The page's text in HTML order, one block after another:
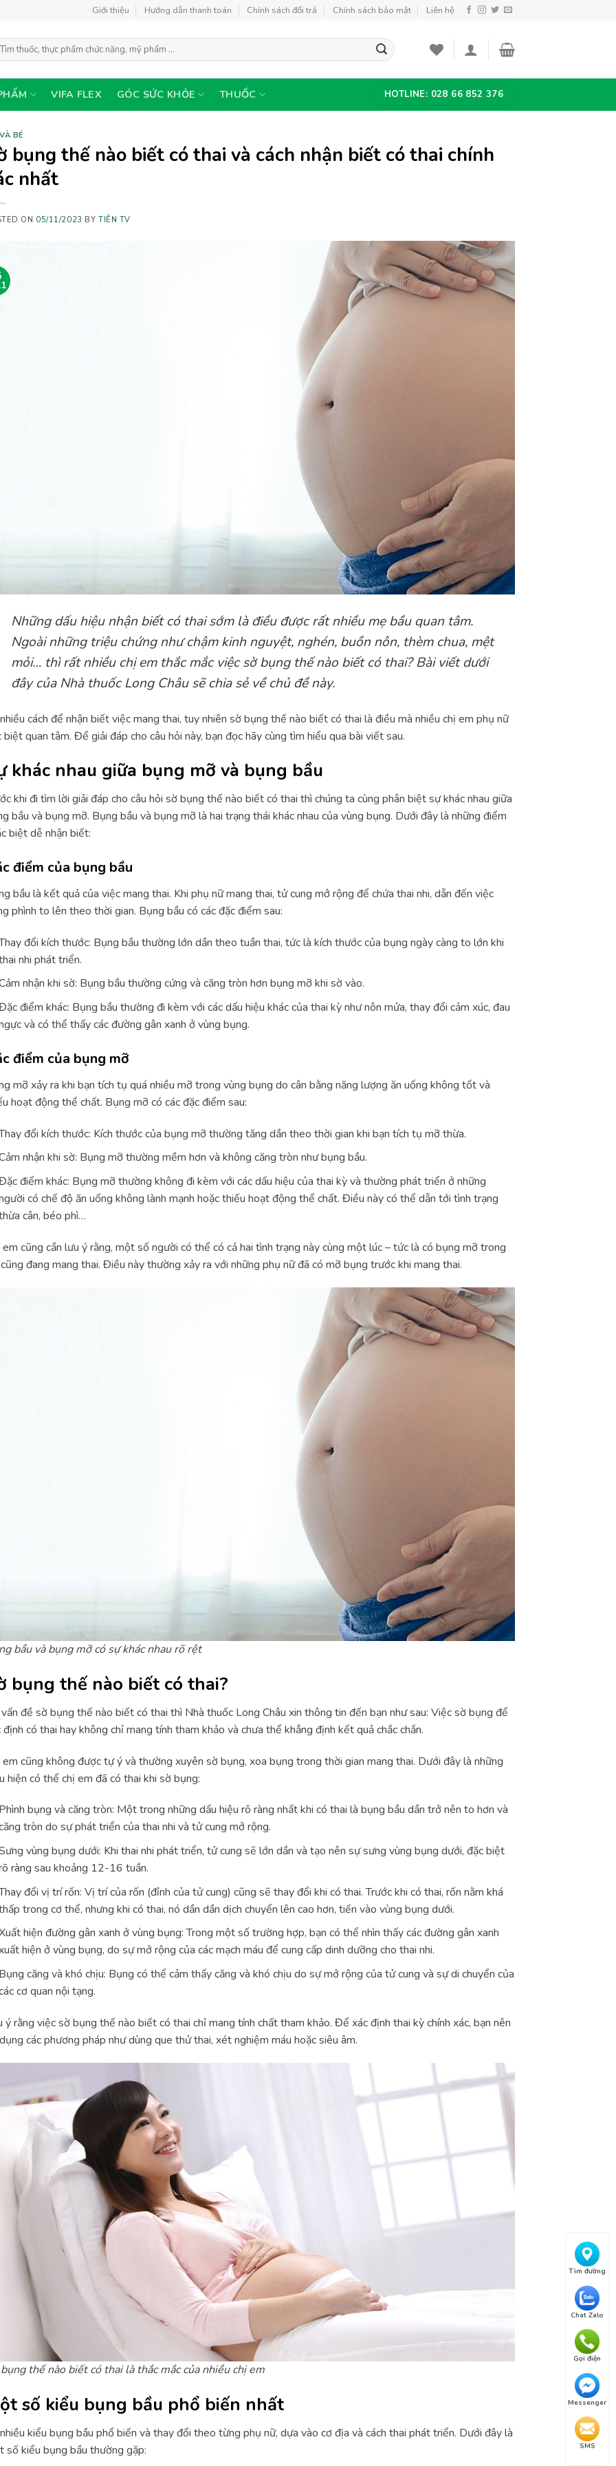
Tìm đường
Chat Zalo
Gọi điện
Messenger
SMS
Giới thiệu Hướng dẫn thanh toán Chính sách đổi trả Chính sách bảo mật Liên hệ
VIFA FLEX GÓC SỨC KHỎE THUỐC HOTLINE: 028 66 852 376
BÉ
bụng thế nào biết có thai và cách nhận biết có thai chính
nhất
ON 05/11/2023 BY TIÊN TV
Những dấu hiệu nhận biết có thai sớm là điều được rất nhiều mẹ bầu quan tâm.
Ngoài những triệu chứng như chậm kinh nguyệt, nghén, buồn nôn, thèm chua, mệt
mỏi… thì rất nhiều chị em thắc mắc việc sờ bụng thế nào biết có thai? Bài viết dưới
đây của Nhà thuốc Long Châu sẽ chia sẻ về chủ đề này.
cách để nhận biết việc mang thai, tuy nhiên sờ bụng thế nào biết có thai là điều mà nhiều chị em phụ nữ
biệt quan tâm. Để giải đáp cho câu hỏi này, bạn đọc hãy cùng tìm hiểu qua bài viết sau.
khác nhau giữa bụng mỡ và bụng bầu
khi đi tìm lời giải đáp cho câu hỏi sờ bụng thế nào biết có thai thì chúng ta cùng phân biệt sự khác nhau giữa
bầu và bụng mỡ. Bụng bầu và bụng mỡ là hai trạng thái khác nhau của vùng bụng. Dưới đây là những điểm
biệt dễ nhận biết:
điểm của bụng bầu
bầu là kết quả của việc mang thai. Khi phụ nữ mang thai, tử cung mở rộng để chứa thai nhi, dẫn đến việc
phình to lên theo thời gian. Bụng bầu có các đặc điểm sau:
đổi kích thước: Bụng bầu thường lớn dần theo tuần thai, tức là kích thước của bụng ngày càng to lớn khi
nhi phát triển.
nhận khi sờ: Bụng bầu thường cứng và căng tròn hơn bụng mỡ khi sờ vào.
điểm khác: Bụng bầu thường đi kèm với các dấu hiệu khác của thai kỳ như nôn mửa, thay đổi cảm xúc, đau
và có thể thấy các đường gân xanh ở vùng bụng.
điểm của bụng mỡ
mỡ xảy ra khi bạn tích tụ quá nhiều mỡ trong vùng bụng do cân bằng năng lượng ăn uống không tốt và
hoạt động thể chất. Bụng mỡ có các đặc điểm sau:
đổi kích thước: Kích thước của bụng mỡ thường tăng dần theo thời gian khi bạn tích tụ mỡ thừa.
nhận khi sờ: Bụng mỡ thường mềm hơn và không căng tròn như bụng bầu.
điểm khác: Bụng mỡ thường không đi kèm với các dấu hiệu của thai kỳ và thường phát triển ở những
có chế độ ăn uống không lành mạnh hoặc thiếu hoạt động thể chất. Điều này có thể dẫn tới tình trạng
cân, béo phì…
em cũng cần lưu ý rằng, một số người có thể có cả hai tình trạng này cùng một lúc – tức là có bụng mỡ trong
đang mang thai. Điều này thường xảy ra với những phụ nữ đã có mỡ bụng trước khi mang thai.
bầu và bụng mỡ có sự khác nhau rõ rệt
bụng thế nào biết có thai?
đề sờ bụng thế nào biết có thai thì Nhà thuốc Long Châu xin thông tin đến bạn như sau: Việc sờ bụng để
định có thai hay không chỉ mang tính tham khảo và chưa thể khẳng định kết quả chắc chắn.
em cũng không được tự ý và thường xuyên sờ bụng, xoa bụng trong thời gian mang thai. Dưới đây là những
hiện có thể chị em đã có thai khi sờ bụng:
Phình bụng và căng tròn: Một trong những dấu hiệu rõ ràng nhất khi có thai là bụng bầu dần trở nên to hơn và
tròn do sự phát triển của thai nhi và tử cung mở rộng.
vùng bụng dưới: Khi thai nhi phát triển, tử cung sẽ lớn dần và tạo nên sự sưng vùng bụng dưới, đặc biệt
ràng sau khoảng 12-16 tuần.
đổi vị trí rốn: Vị trí của rốn (đỉnh của tử cung) cũng sẽ thay đổi khi có thai. Trước khi có thai, rốn nằm khá
trong cơ thể, nhưng khi có thai, nó dần dần dịch chuyển lên cao hơn, tiến vào vùng bụng dưới.
hiện đường gân xanh ở vùng bụng: Trong một số trường hợp, bạn có thể nhìn thấy các đường gân xanh
hiện ở vùng bụng, do sự mở rộng của các mạch máu để cung cấp dinh dưỡng cho thai nhi.
Bụng căng và khó chịu: Bụng có thể cảm thấy căng và khó chịu do sự mở rộng của tử cung và sự di chuyển của
cơ quan nội tạng.
ý rằng việc sờ bụng thế nào biết có thai chỉ mang tính chất tham khảo. Để xác định thai kỳ chính xác, bạn nên
các phương pháp như dùng que thử thai, xét nghiệm máu hoặc siêu âm.
thế nào biết có thai là thắc mắc của nhiều chị em
số kiểu bụng bầu phổ biến nhất
kiểu bụng bầu phổ biến và thay đổi theo từng phụ nữ, dựa vào cơ địa và cách thai phát triển. Dưới đây là
số kiểu bụng bầu thường gặp: